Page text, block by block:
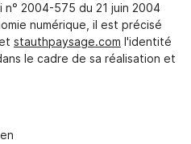
2004-575 du 21 juin 2004
numérique, il est précisé
stauthpaysage.com l'identité
le cadre de sa réalisation et